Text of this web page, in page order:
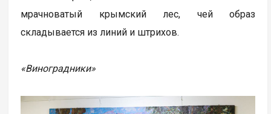
мрачноватый крымский лес, чей образ
складывается из линий и штрихов.
«Виноградники»